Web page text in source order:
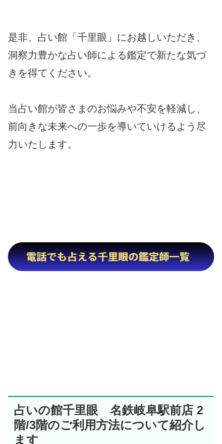
是非、占い館「千里眼」にお越しいただき、
洞察力豊かな占い師による鑑定で新たな気づ
きを得てください。
当占い館が皆さまのお悩みや不安を軽減し、
前向きな未来への一歩を導いていけるよう尽
力いたします。
占いの館千里眼 名鉄岐阜駅前店 2
階/3階のご利用方法について紹介し
ます